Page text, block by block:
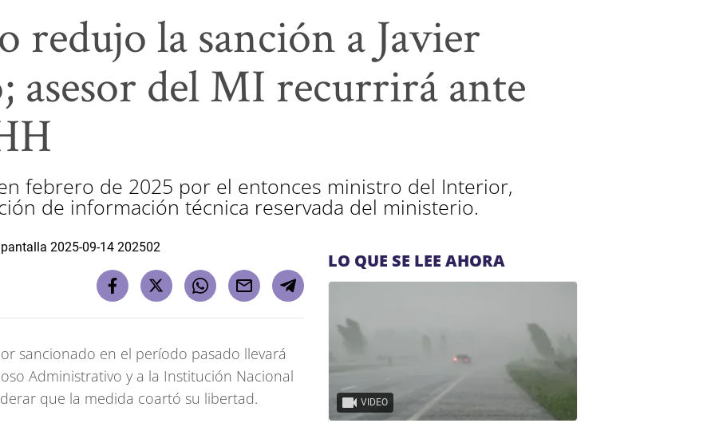
redujo la sanción a Javier
asesor del MI recurrirá ante
febrero de 2025 por el entonces ministro del Interior,
de información técnica reservada del ministerio.
sancionado en el período pasado llevará
Administrativo y a la Institución Nacional
que la medida coartó su libertad.
LO QUE SE LEE AHORA
VIDEO